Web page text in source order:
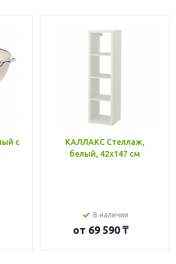
с
КАЛЛАКС Стеллаж,
белый, 42x147 см
В наличии
от 69 590 ₸